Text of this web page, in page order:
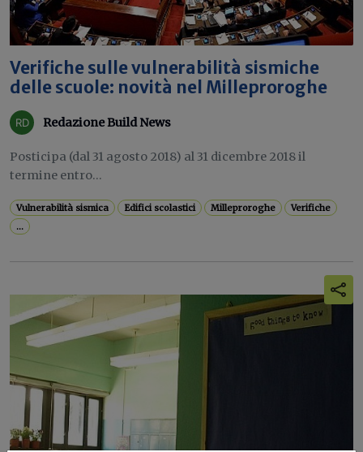
Verifiche sulle vulnerabilità sismiche
delle scuole: novità nel Milleproroghe
Redazione Build News
Posticipa (dal 31 agosto 2018) al 31 dicembre 2018 il
termine entro...
Vulnerabilità sismica Edifici scolastici Milleproroghe
Verifiche
...